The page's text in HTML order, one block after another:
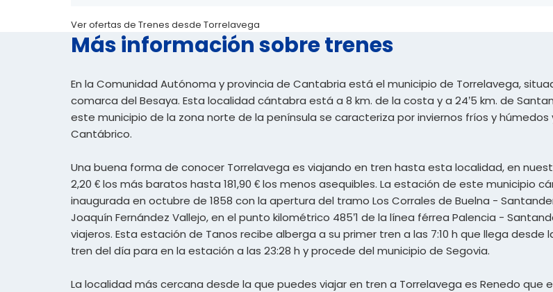
Ver ofertas de Trenes desde Torrelavega
Más información sobre trenes
En la Comunidad Autónoma y provincia de Cantabria está el municipio de Torrelavega,
comarca del Besaya. Esta localidad cántabra está a 8 km. de la costa y a 24’5 km. de
este municipio de la zona norte de la península se caracteriza por inviernos fríos y
Cantábrico.
Una buena forma de conocer Torrelavega es viajando en tren hasta esta localidad, en
2,20 € los más baratos hasta 181,90 € los menos asequibles. La estación de este municipio
inaugurada en octubre de 1858 con la apertura del tramo Los Corrales de Buelna -
Joaquín Fernández Vallejo, en el punto kilométrico 485’1 de la línea férrea Palencia -
viajeros. Esta estación de Tanos recibe alberga a su primer tren a las 7:10 h que llega
tren del día para en la estación a las 23:28 h y procede del municipio de Segovia.
La localidad más cercana desde la que puedes viajar en tren a Torrelavega es Renedo